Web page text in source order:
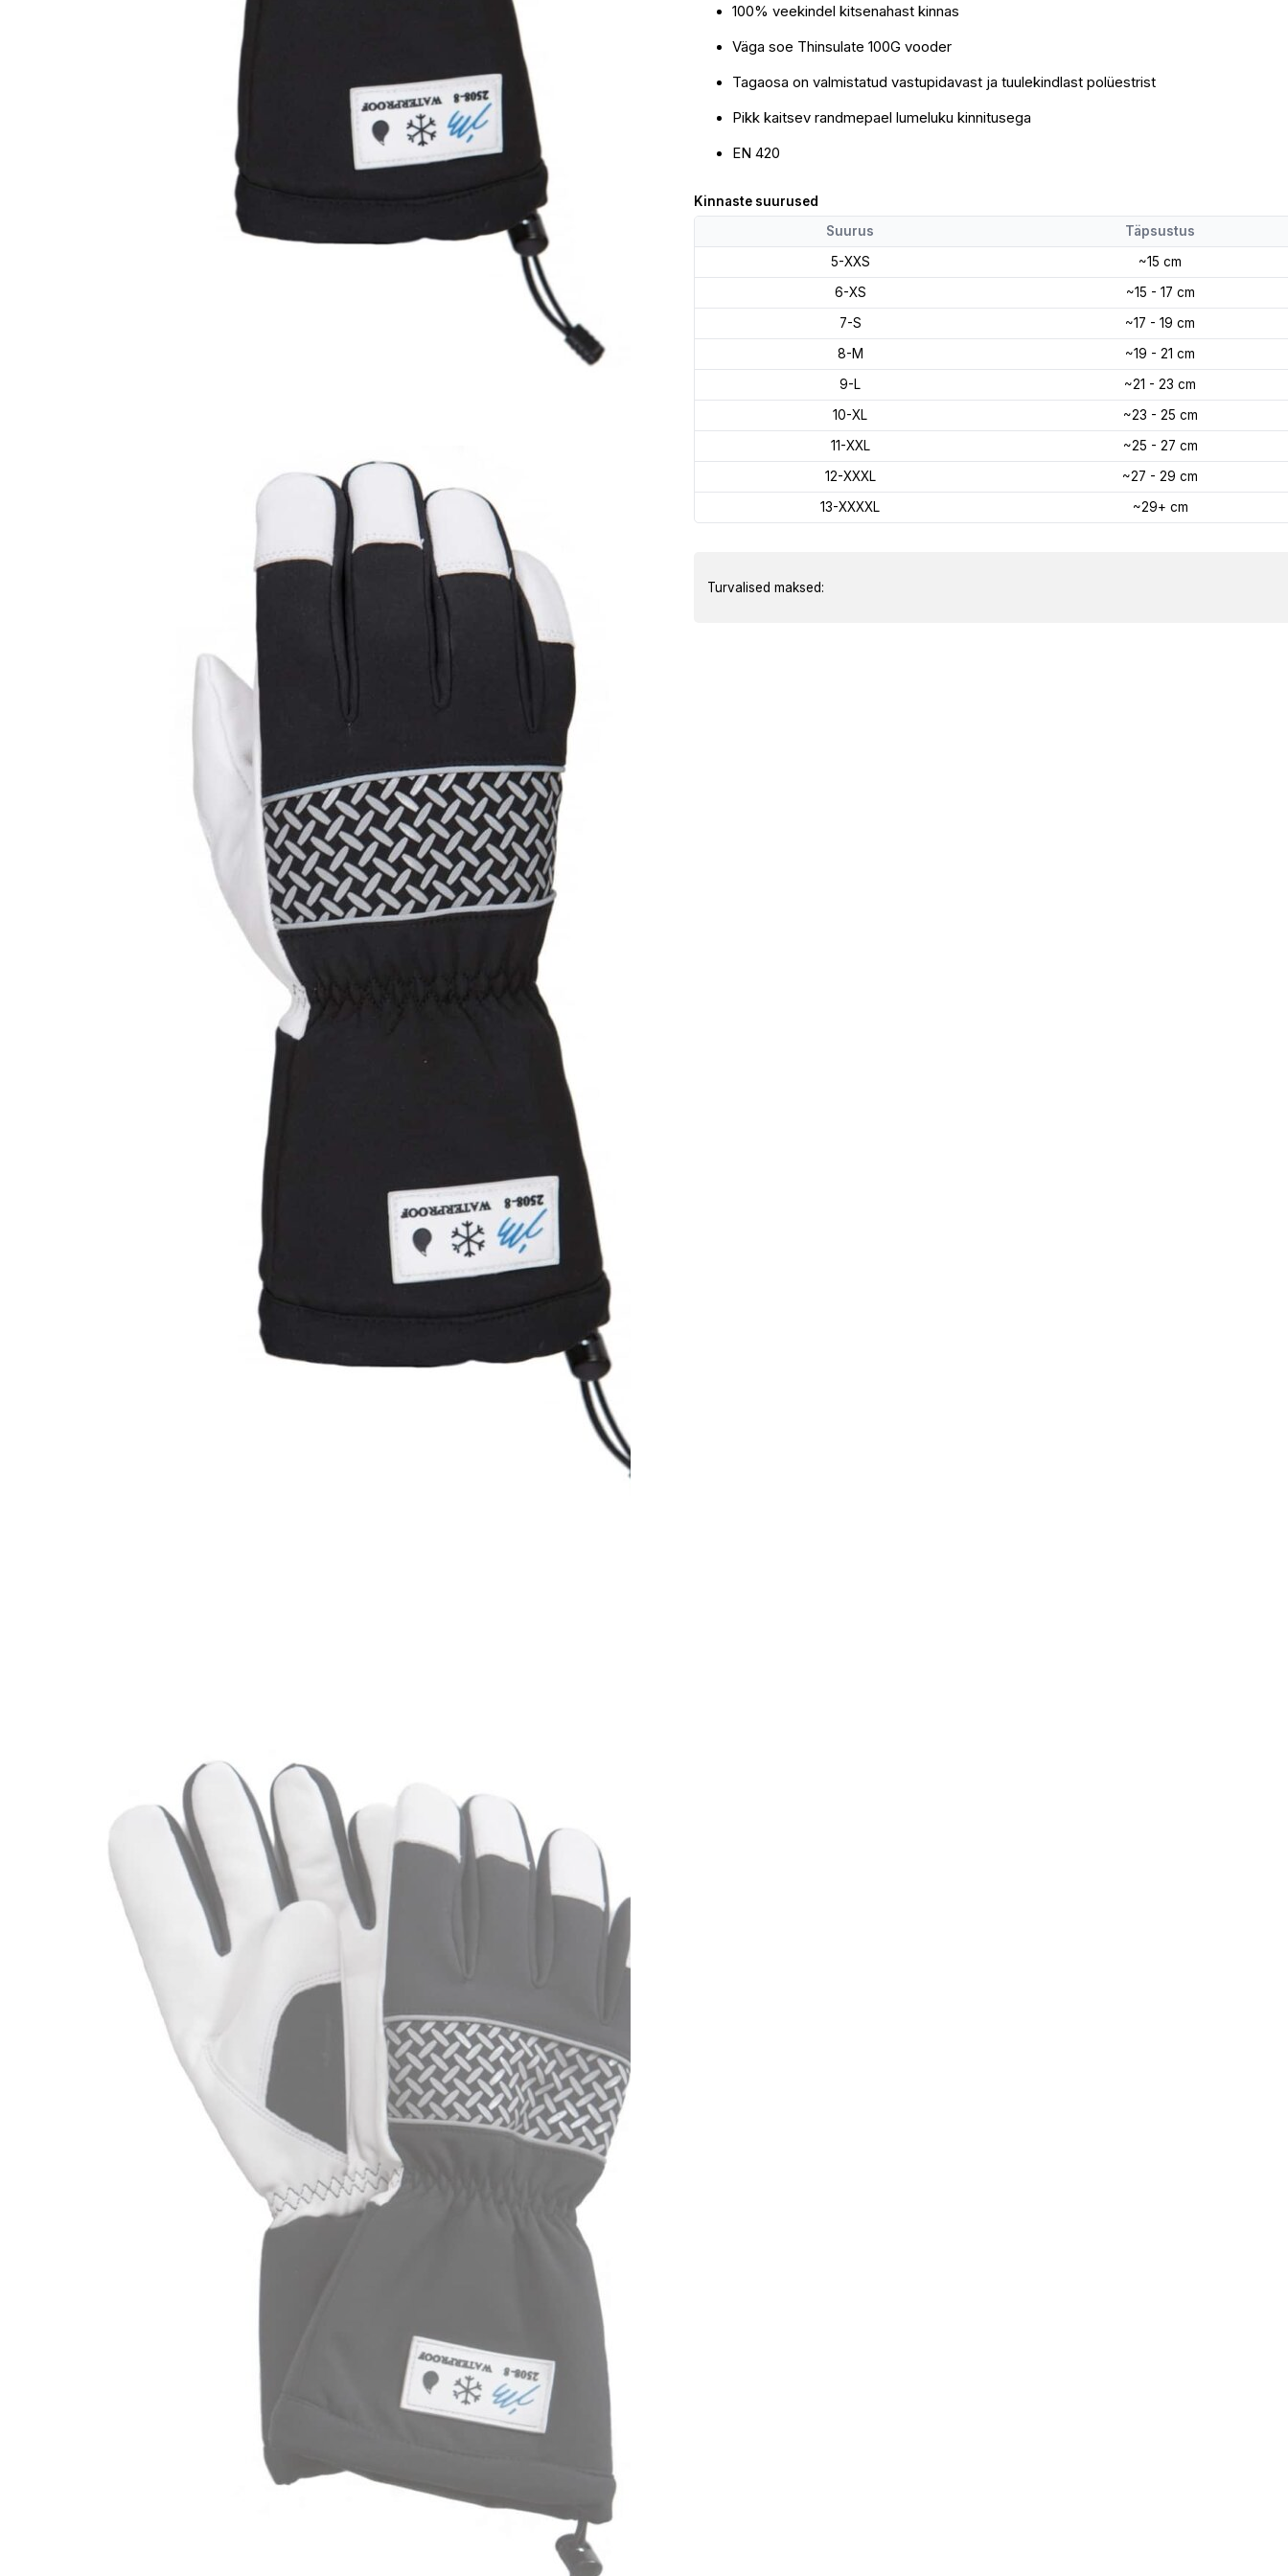
Veekindel
Talvekinnas
100% veekindel kitsenahast kinnas
Väga soe Thinsulate 100G vooder
Tagaosa on valmistatud vastupidavast ja tuulekindlast polüestrist
Pikk kaitsev randmepael lumeluku kinnitusega
EN 420
Kinnaste suurused
Suurus
Täpsustus
5-XXS
~15 cm
6-XS
~15 - 17 cm
7-S
~17 - 19 cm
8-M
~19 - 21 cm
9-L
~21 - 23 cm
10-XL
~23 - 25 cm
11-XXL
~25 - 27 cm
12-XXXL
~27 - 29 cm
13-XXXXL
~29+ cm
Turvalised maksed: